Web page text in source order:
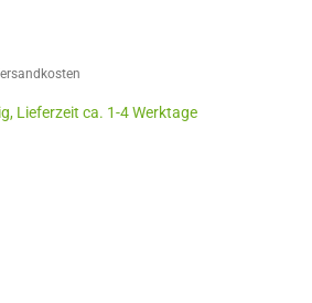
Lieferzeit ca. 1-4 Werktage